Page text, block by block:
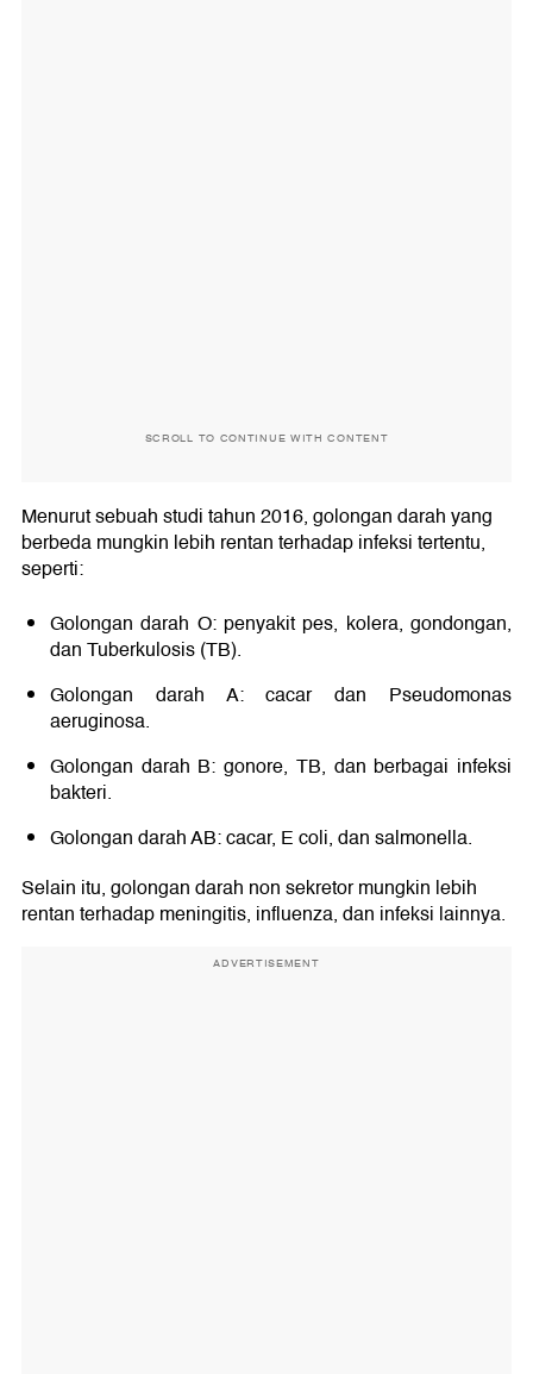
SCROLL TO CONTINUE WITH CONTENT
Menurut sebuah studi tahun 2016, golongan darah yang
berbeda mungkin lebih rentan terhadap infeksi tertentu,
seperti:
Golongan darah O: penyakit pes, kolera, gondongan,
dan Tuberkulosis (TB).
Golongan darah A: cacar dan Pseudomonas
aeruginosa.
Golongan darah B: gonore, TB, dan berbagai infeksi
bakteri.
Golongan darah AB: cacar, E coli, dan salmonella.
Selain itu, golongan darah non sekretor mungkin lebih
rentan terhadap meningitis, influenza, dan infeksi lainnya.
ADVERTISEMENT